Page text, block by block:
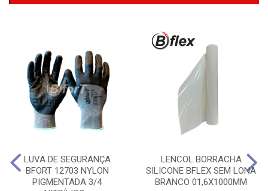
LUVA DE SEGURANÇA
BFORT 12703 NYLON
PIGMENTADA 3/4
LENCOL BORRACHA
SILICONE BFLEX SEM LONA
BRANCO 01,6X1000MM